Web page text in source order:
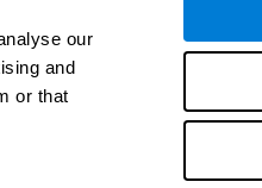
our
and
or that
قم بالمطابقة
فوضى
سباق الرخام